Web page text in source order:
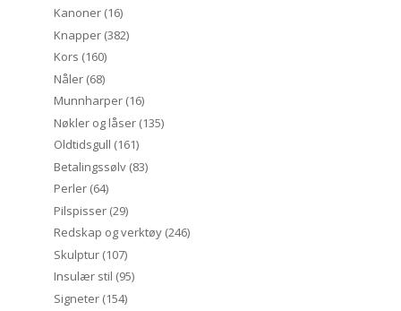
Kanoner (16)
Knapper (382)
Kors (160)
Nåler (68)
Munnharper (16)
Nøkler og låser (135)
Oldtidsgull (161)
Betalingssølv (83)
Perler (64)
Pilspisser (29)
Redskap og verktøy (246)
Skulptur (107)
Insulær stil (95)
Signeter (154)